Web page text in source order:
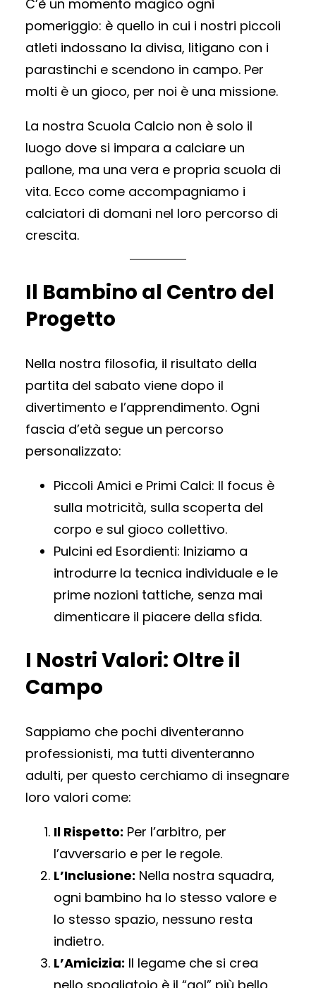
C’è un momento magico ogni
pomeriggio: è quello in cui i nostri piccoli
atleti indossano la divisa, litigano con i
parastinchi e scendono in campo. Per
molti è un gioco, per noi è una missione.
La nostra Scuola Calcio non è solo il
luogo dove si impara a calciare un
pallone, ma una vera e propria scuola di
vita. Ecco come accompagniamo i
calciatori di domani nel loro percorso di
crescita.
Il Bambino al Centro del
Progetto
Nella nostra filosofia, il risultato della
partita del sabato viene dopo il
divertimento e l’apprendimento. Ogni
fascia d’età segue un percorso
personalizzato:
Piccoli Amici e Primi Calci: Il focus è
sulla motricità, sulla scoperta del
corpo e sul gioco collettivo.
Pulcini ed Esordienti: Iniziamo a
introdurre la tecnica individuale e le
prime nozioni tattiche, senza mai
dimenticare il piacere della sfida.
I Nostri Valori: Oltre il
Campo
Sappiamo che pochi diventeranno
professionisti, ma tutti diventeranno
adulti, per questo cerchiamo di insegnare
loro valori come:
Il Rispetto: Per l’arbitro, per
l’avversario e per le regole.
L’Inclusione: Nella nostra squadra,
ogni bambino ha lo stesso valore e
lo stesso spazio, nessuno resta
indietro.
L’Amicizia: Il legame che si crea